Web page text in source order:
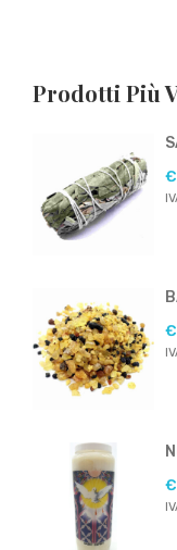
Prodotti Più
€
€
€